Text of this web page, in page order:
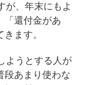
が、年末にもよ
「還付金があ
ます。
ようとする人が
段あまり使わな